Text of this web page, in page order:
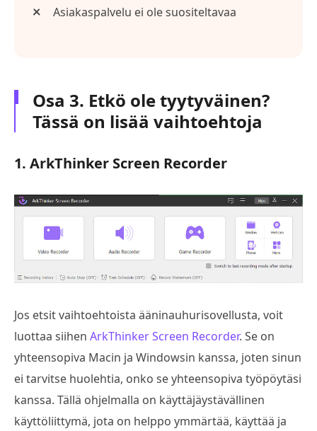
Asiakaspalvelu ei ole suositeltavaa
Osa 3. Etkö ole tyytyväinen?
Tässä on lisää vaihtoehtoja
1. ArkThinker Screen Recorder
Jos etsit vaihtoehtoista ääninauhurisovellusta, voit
luottaa siihen ArkThinker Screen Recorder. Se on
yhteensopiva Macin ja Windowsin kanssa, joten sinun
ei tarvitse huolehtia, onko se yhteensopiva työpöytäsi
kanssa. Tällä ohjelmalla on käyttäjäystävällinen
käyttöliittymä, jota on helppo ymmärtää, käyttää ja